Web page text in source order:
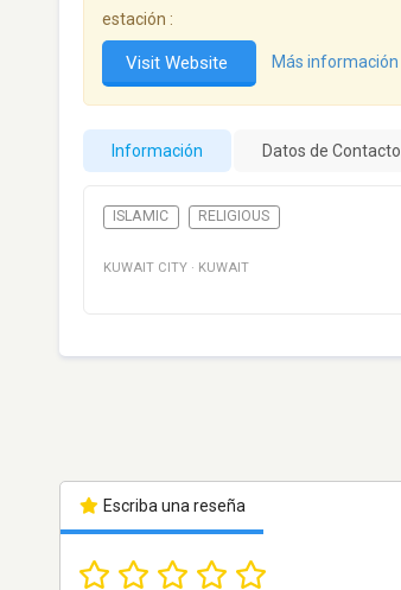
estación :
Visit Website Más información
Información Datos de Contacto
ISLAMIC RELIGIOUS
KUWAIT CITY · KUWAIT
Escriba una reseña